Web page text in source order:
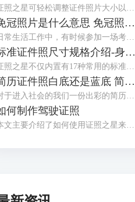
证照之星可轻松调整证件照片大小以及证件照片的像素，让照片制作调整简单就能够完成。
免冠照片是什么意思 免冠照片是什么底
日常生活工作中，有时候参加一场考试或者办理一个证件都需要本人的免冠照片，那么，免冠照片是什么意思，免冠照片是什么底，这些你知道吗？今天小编就和大家分享一下。
标准证件照尺寸规格介绍-身份证，护照，美国签证
证照之星不仅内置有17种常用的标准证件照规格模板，还可以自定义设置任意标准证件照尺寸规格，能够支持所有的标准证件照尺寸规格的制作处理。
简历证件照白底还是蓝底 简历证件照尺寸一般多大
对于进入社会的我们一份出彩的简历是我们找一份满意的工作的前提，在简历中除了让HR关注的个人履历介绍外，就属简历证件照更能体现一个人的精神面貌，那么，我们在制作简历时，简历证件照是放白底还是蓝底呢？简历证件照尺寸一般多大呢？
何制作驾驶证照
本文主要介绍了如何使用证照之星来制作驾驶证照片，详细介绍了从照片导入、照片修改到最后打印出标准驾驶证照的步骤。